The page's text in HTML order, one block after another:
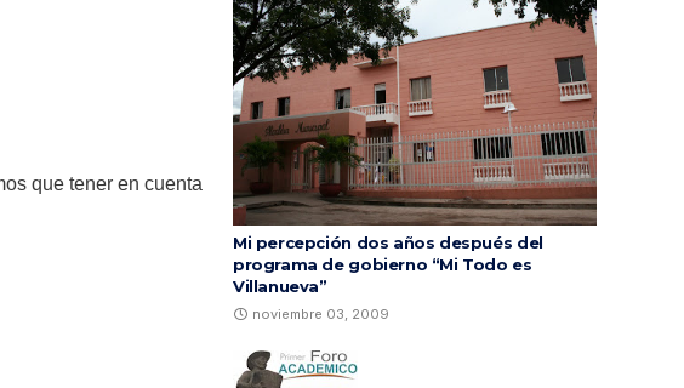
que tener en cuenta
Mi percepción dos años después del
programa de gobierno “Mi Todo es
Villanueva”
noviembre 03, 2009